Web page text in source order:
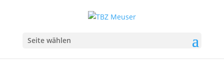
Seite wählen